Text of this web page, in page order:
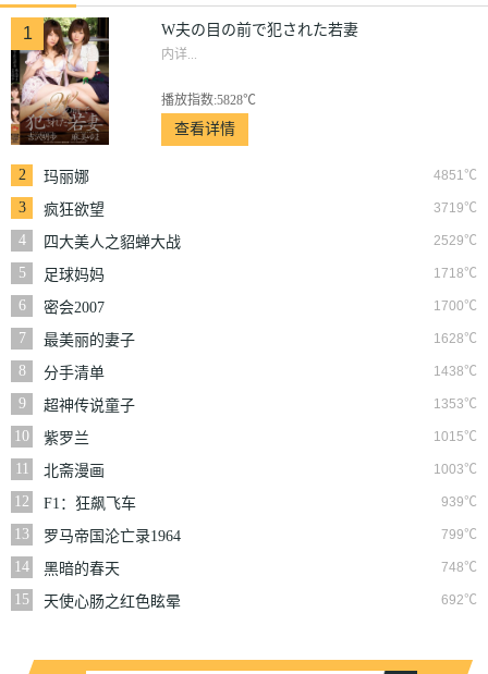
1 W夫の目の前で犯された若妻
内详...
播放指数:5828℃
查看详情
2 4851℃
玛丽娜
3
3719℃
疯狂欲望
4
2529℃
四大美人之貂蝉大战
丧尸
5 1718℃
足球妈妈
6
1700℃
密会2007
7
1628℃
最美丽的妻子
8
1438℃
分手清单
9
1353℃
超神传说童子
10
1015℃
紫罗兰
11
1003℃
北斋漫画
12
939℃
F1：狂飙飞车
13
799℃
罗马帝国沦亡录1964
14
748℃
黑暗的春天
15
692℃
天使心肠之红色眩晕